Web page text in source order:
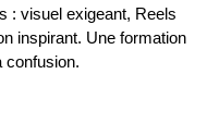
: visuel exigeant, Reels
inspirant. Une formation
confusion.